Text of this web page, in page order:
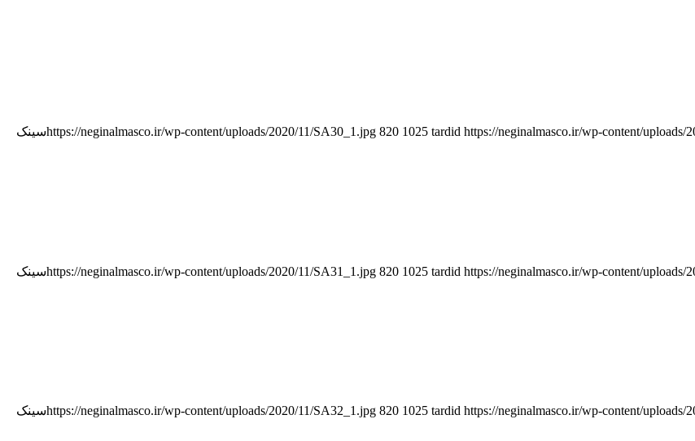
https://neginalmasco.ir/wp-content/uploads/2020/11/SA30_1.jpg 820 1025 tardid https://neginalmasco.ir/wp-content/uploads/
سینک
https://neginalmasco.ir/wp-content/uploads/2020/11/SA31_1.jpg 820 1025 tardid https://neginalmasco.ir/wp-content/uploads/
سینک
https://neginalmasco.ir/wp-content/uploads/2020/11/SA32_1.jpg 820 1025 tardid https://neginalmasco.ir/wp-content/uploads/
سینک